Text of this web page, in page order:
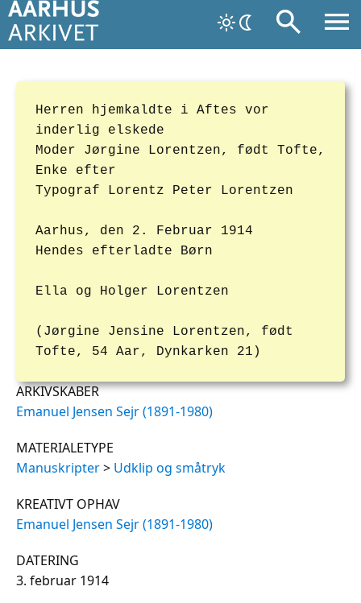
Herren hjemkaldte i Aftes vor
inderlig elskede
Moder Jørgine Lorentzen, født Tofte,
Enke efter
Typograf Lorentz Peter Lorentzen
Aarhus, den 2. Februar 1914
Hendes efterladte Børn
Ella og Holger Lorentzen
(Jørgine Jensine Lorentzen, født
Tofte, 54 Aar, Dynkarken 21)
ARKIVSKABER
Emanuel Jensen Sejr (1891-1980)
MATERIALETYPE
Manuskripter> Udklip og småtryk
KREATIVT OPHAV
Emanuel Jensen Sejr (1891-1980)
DATERING
3. februar 1914